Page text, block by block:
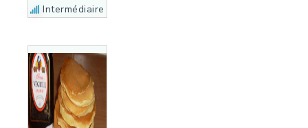
Intermédiaire